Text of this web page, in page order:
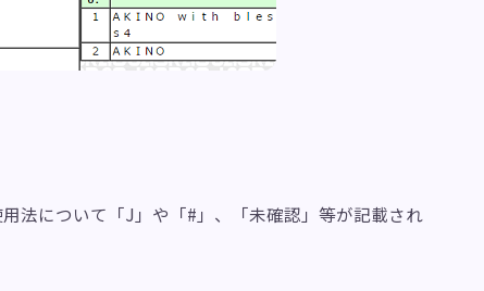
法について「J」や「#」、「未確認」等が記載され